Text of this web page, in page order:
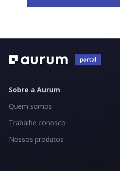
Sobre a Aurum
Quem somos
Trabalhe conosco
Nossos produtos